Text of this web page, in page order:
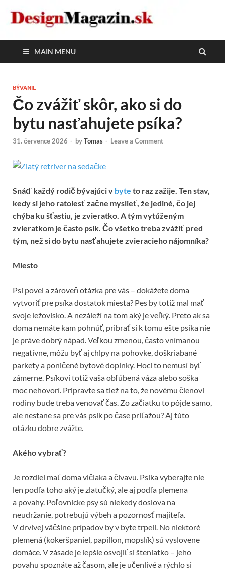
DesignMagazin.sk
Magazín o modernom bývaní
MAIN MENU
BÝVANIE
Čo zvážiť skôr, ako si do
bytu nasťahujete psíka?
31. července 2026 - byTomas - Leave a Comment
Snáď každý rodič bývajúci v byte to raz zažije. Ten stav,
kedy si jeho ratolesť začne myslieť, že jediné, čo jej
chýba ku šťastiu, je zvieratko. A tým vytúženým
zvieratkom je často psík. Čo všetko treba zvážiť pred
tým, než si do bytu nasťahujete zvieracieho nájomníka?
Miesto
Psí povel a zároveň otázka pre vás – dokážete doma
vytvoriť pre psíka dostatok miesta? Pes by totiž mal mať
svoje ležovisko. A nezáleží na tom aký je veľký. Preto ak sa
doma nemáte kam pohnúť, pribrať si k tomu ešte psíka nie
je práve dobrý nápad. Veľkou zmenou, často vnímanou
negatívne, môžu byť aj chlpy na pohovke, doškriabané
parkety a poničené bytové doplnky. Hoci to nemusí byť
zámerne. Psíkovi totiž vaša obľúbená váza alebo soška
moc nehovorí. Pripravte sa tiež na to, že novému členovi
rodiny bude treba venovať čas. Zo začiatku to pôjde samo,
ale nestane sa pre vás psík po čase príťažou? Aj túto
otázku dobre zvážte.
Akého vybrať?
Je rozdiel mať doma vlčiaka a čivavu. Psíka vyberajte nie
len podľa toho aký je zlatučký, ale aj podľa plemena
a povahy. Poľovnícke psy sú niekedy doslova na
neudržanie, potrebujú výbeh a pozornosť majiteľa.
V drvivej väčšine prípadov by v byte trpeli. No niektoré
plemená (kokeršpaniel, papillon, mopslík) sú vyslovene
domáce. V zásade je lepšie osvojiť si šteniatko – jeho
povahu spoznáte až časom, ale je učenlivé a rýchlo si